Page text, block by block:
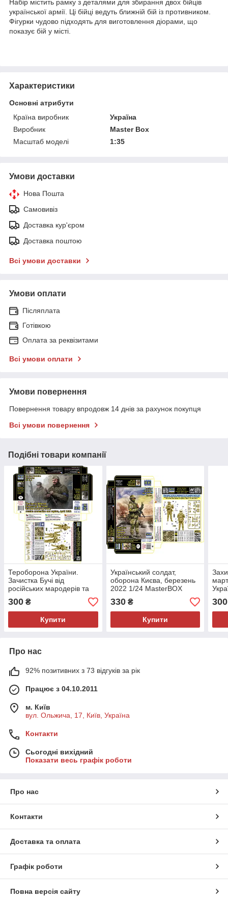
Набір містить рамку з деталями для збирання двох бійців
української армії. Ці бійці ведуть ближній бій із противником.
Фігурки чудово підходять для виготовлення діорами, що
показує бій у місті.
Характеристики
Основні атрибути
Країна виробник
Україна
Виробник
Master Box
Масштаб моделі
1:35
Умови доставки
Нова Пошта
Самовивіз
Доставка кур'єром
Доставка поштою
Всі умови доставки
Умови оплати
Післяплата
Готівкою
Оплата за реквізитами
Всі умови оплати
Умови повернення
Повернення товару впродовж 14 днів за рахунок покупця
Всі умови повернення
Подібні товари компанії
Тероборона України.
Зачистка Бучі від
російських мародерів та
насильників, квітень 2022
1/35 Мастер Бокс 35226
300 ₴
Купити
Український солдат,
оборона Києва, березень
2022 1/24 MasterBOX
24085
330₴
Купити
300
Про нас
92% позитивних з 73 відгуків за рік
Працює з 04.10.2011
м. Київ
вул. Ольжича, 17, Київ, Україна
Контакти
Сьогодні вихідний
Показати весь графік роботи
Про нас
Контакти
Доставка та оплата
Графік роботи
Повна версія сайту